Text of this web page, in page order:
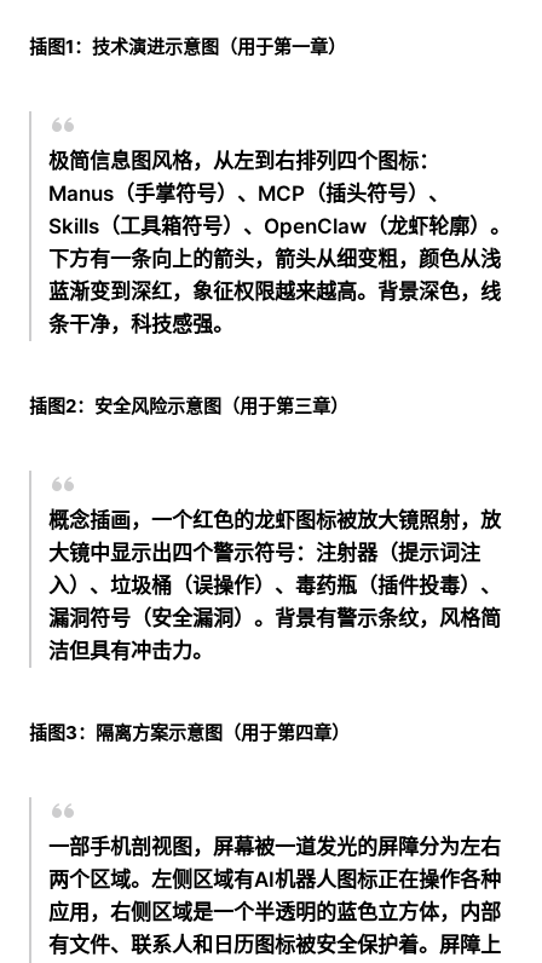
插图1：技术演进示意图（用于第一章）
极简信息图风格，从左到右排列四个图标：
Manus（手掌符号）、MCP（插头符号）、
Skills（工具箱符号）、OpenClaw（龙虾轮廓）。
下方有一条向上的箭头，箭头从细变粗，颜色从浅
蓝渐变到深红，象征权限越来越高。背景深色，线
条干净，科技感强。
插图2：安全风险示意图（用于第三章）
概念插画，一个红色的龙虾图标被放大镜照射，放
大镜中显示出四个警示符号：注射器（提示词注
入）、垃圾桶（误操作）、毒药瓶（插件投毒）、
漏洞符号（安全漏洞）。背景有警示条纹，风格简
洁但具有冲击力。
插图3：隔离方案示意图（用于第四章）
一部手机剖视图，屏幕被一道发光的屏障分为左右
两个区域。左侧区域有AI机器人图标正在操作各种
应用，右侧区域是一个半透明的蓝色立方体，内部
有文件、联系人和日历图标被安全保护着。屏障上